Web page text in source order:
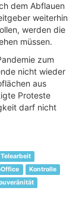
dem Abflauen
weiterhin
werden die
müssen.
zum
nicht wieder
aus
Proteste
darf nicht
Kontrolle